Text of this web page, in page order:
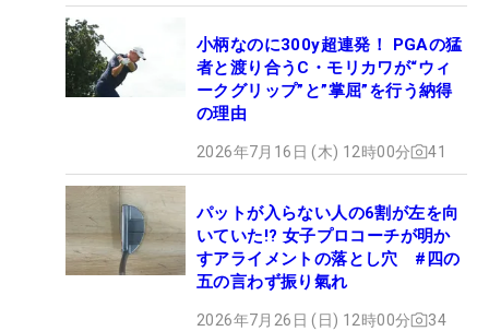
小柄なのに300y超連発！ PGAの猛
者と渡り合うC・モリカワが“ウィ
ークグリップ”と”掌屈”を行う納得
の理由
2026年7月16日 (木) 12時00分 41
パットが入らない人の6割が左を向
いていた!? 女子プロコーチが明か
すアライメントの落とし穴 #四の
五の言わず振り氣れ
2026年7月26日 (日) 12時00分 34